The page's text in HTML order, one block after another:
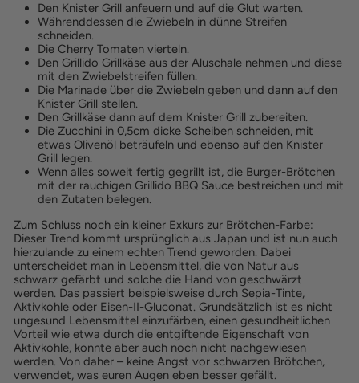
Den Knister Grill anfeuern und auf die Glut warten.
Währenddessen die Zwiebeln in dünne Streifen
schneiden.
Die Cherry Tomaten vierteln.
Den Grillido Grillkäse aus der Aluschale nehmen und diese
mit den Zwiebelstreifen füllen.
Die Marinade über die Zwiebeln geben und dann auf den
Knister Grill stellen.
Den Grillkäse dann auf dem Knister Grill zubereiten.
Die Zucchini in 0,5cm dicke Scheiben schneiden, mit
etwas Olivenöl beträufeln und ebenso auf den Knister
Grill legen.
Wenn alles soweit fertig gegrillt ist, die Burger-Brötchen
mit der rauchigen Grillido BBQ Sauce bestreichen und mit
den Zutaten belegen.
Zum Schluss noch ein kleiner Exkurs zur Brötchen-Farbe:
Dieser Trend kommt ursprünglich aus Japan und ist nun auch
hierzulande zu einem echten Trend geworden. Dabei
unterscheidet man in Lebensmittel, die von Natur aus
schwarz gefärbt und solche die Hand von geschwärzt
werden. Das passiert beispielsweise durch Sepia-Tinte,
Aktivkohle oder Eisen-II-Gluconat. Grundsätzlich ist es nicht
ungesund Lebensmittel einzufärben, einen gesundheitlichen
Vorteil wie etwa durch die entgiftende Eigenschaft von
Aktivkohle, konnte aber auch noch nicht nachgewiesen
werden. Von daher – keine Angst vor schwarzen Brötchen,
verwendet, was euren Augen eben besser gefällt.